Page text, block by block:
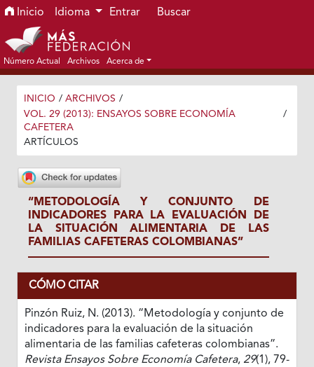
Ir al menú de navegación principal
Ir al contenido principal
Ir al pie de página del sitio
Inicio Idioma Entrar Buscar
Número Actual Archivos Acerca de
INICIO / ARCHIVOS /
VOL. 29 (2013): ENSAYOS SOBRE ECONOMÍA
CAFETERA
/
ARTÍCULOS
“METODOLOGÍA Y CONJUNTO DE
INDICADORES PARA LA EVALUACIÓN DE
LA SITUACIÓN ALIMENTARIA DE LAS
FAMILIAS CAFETERAS COLOMBIANAS”
CÓMO CITAR
Pinzón Ruiz, N. (2013). “Metodología y conjunto de
indicadores para la evaluación de la situación
alimentaria de las familias cafeteras colombianas”.
Revista Ensayos Sobre Economía Cafetera, 29(1), 79-